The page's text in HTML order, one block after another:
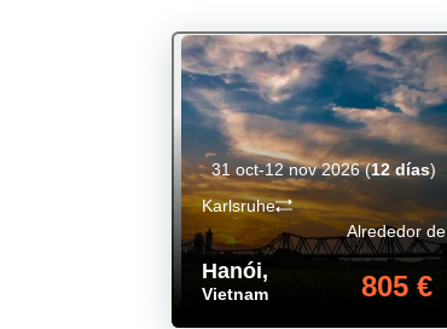
Hanói,
Vietnam
Alrededor de
805 €
Karlsruhe
31 oct-12 nov 2026(12 días)